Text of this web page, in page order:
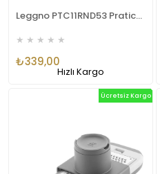
Leggno PTC11RND53 Pratico Sebze Rendesi
★ ★ ★ ★ ★
₺339,00
Hızlı Kargo
Ücretsiz Kargo